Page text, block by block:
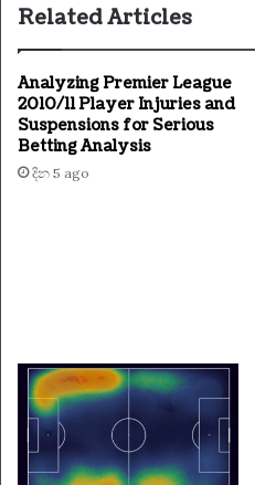
Related Articles
Analyzing Premier League
2010/11 Player Injuries and
Suspensions for Serious
Betting Analysis
දින 5 ago